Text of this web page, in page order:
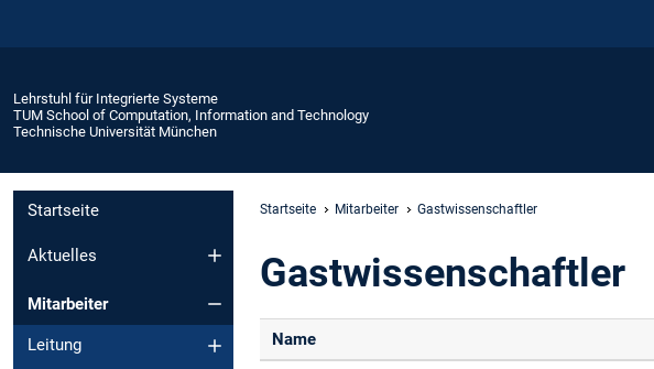
Lehrstuhl für Integrierte Systeme
TUM School of Computation, Information and Technology
Technische Universität München
Startseite
Aktuelles
Mitarbeiter
Leitung
Startseite Mitarbeiter Gastwissenschaftler
Gastwissenschaftler
Name